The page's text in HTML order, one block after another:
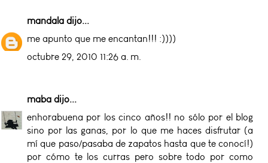
mandala dijo...
me apunto que me encantan!!! :))))
octubre 29, 2010 11:26 a. m.
maba dijo...
enhorabuena por los cinco años!! no sólo por el blog
sino por las ganas, por lo que me haces disfrutar (a
mí que paso/pasaba de zapatos hasta que te conocí!)
por cómo te los curras pero sobre todo por como